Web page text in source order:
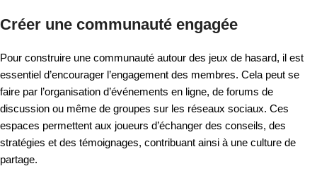
Créer une communauté engagée
Pour construire une communauté autour des jeux de hasard, il est
essentiel d’encourager l’engagement des membres. Cela peut se
faire par l’organisation d’événements en ligne, de forums de
discussion ou même de groupes sur les réseaux sociaux. Ces
espaces permettent aux joueurs d’échanger des conseils, des
stratégies et des témoignages, contribuant ainsi à une culture de
partage.